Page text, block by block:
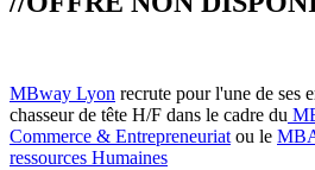
MBway Lyon recrute pour l'une de ses
chasseur de tête H/F dans le cadre du
Commerce & Entrepreneuriat ou le
ressources Humaines